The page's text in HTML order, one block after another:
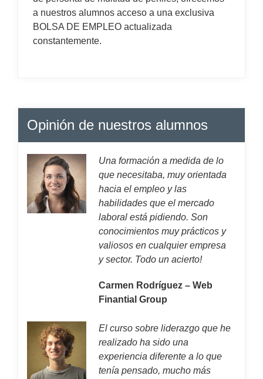
a nuestros alumnos acceso a una exclusiva
BOLSA DE EMPLEO actualizada
constantemente.
Opinión de nuestros alumnos
Una formación a medida de lo
que necesitaba, muy orientada
hacia el empleo y las
habilidades que el mercado
laboral está pidiendo. Son
conocimientos muy prácticos y
valiosos en cualquier empresa
y sector. Todo un acierto!
Carmen Rodríguez – Web
Finantial Group
El curso sobre liderazgo que he
realizado ha sido una
experiencia diferente a lo que
tenía pensado, mucho más